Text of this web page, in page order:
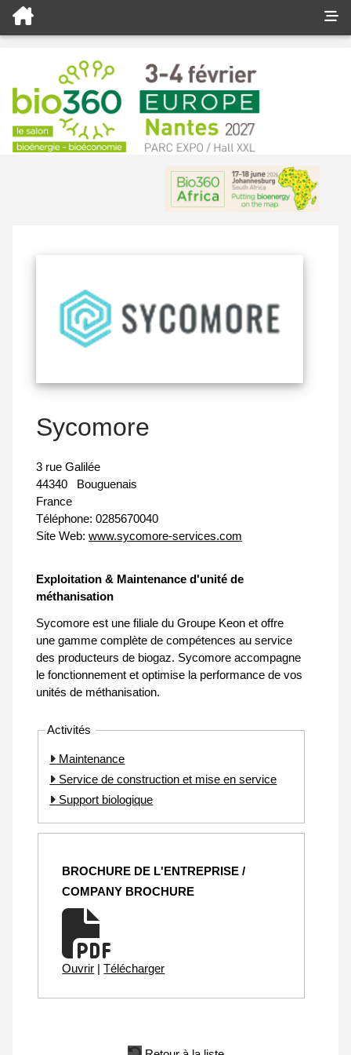
Sycomore
3 rue Galilée
44340
Bouguenais
France
Téléphone: 0285670040
Site Web: www.sycomore-services.com
Exploitation & Maintenance d'unité de
méthanisation
Sycomore est une filiale du Groupe Keon et offre
une gamme complète de compétences au service
des producteurs de biogaz. Sycomore accompagne
le fonctionnement et optimise la performance de vos
unités de méthanisation.
Activités
Maintenance
Service de construction et mise en service
Support biologique
BROCHURE DE L'ENTREPRISE /
COMPANY BROCHURE
Ouvrir | Télécharger